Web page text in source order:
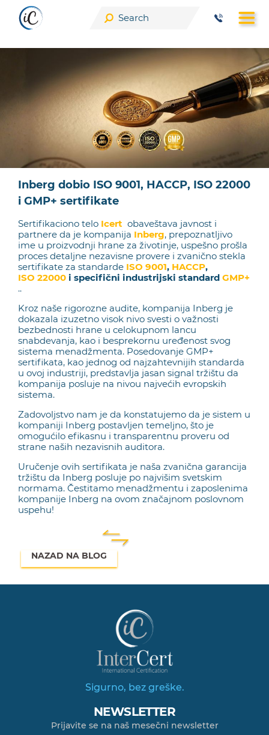
Inberg dobio ISO 9001, HACCP, ISO 22000
i GMP+ sertifikate
Sertifikaciono telo Icert obaveštava javnost i
partnere da je kompanija Inberg, prepoznatljivo
ime u proizvodnji hrane za životinje, uspešno prošla
proces detaljne nezavisne provere i zvanično stekla
sertifikate za standarde ISO 9001, HACCP,
ISO 22000 i specifični industrijski standard GMP+
..
Kroz naše rigorozne audite, kompanija Inberg je
dokazala izuzetno visok nivo svesti o važnosti
bezbednosti hrane u celokupnom lancu
snabdevanja, kao i besprekornu uređenost svog
sistema menadžmenta. Posedovanje GMP+
sertifikata, kao jednog od najzahtevnijih standarda
u ovoj industriji, predstavlja jasan signal tržištu da
kompanija posluje na nivou najvećih evropskih
sistema.
Zadovoljstvo nam je da konstatujemo da je sistem u
kompaniji Inberg postavljen temeljno, što je
omogućilo efikasnu i transparentnu proveru od
strane naših nezavisnih auditora.
Uručenje ovih sertifikata je naša zvanična garancija
tržištu da Inberg posluje po najvišim svetskim
normama. Čestitamo menadžmentu i zaposlenima
kompanije Inberg na ovom značajnom poslovnom
uspehu!
NAZAD NA BLOG
Sigurno, bez greške.
NEWSLETTER
Prijavite se na naš mesečni newsletter